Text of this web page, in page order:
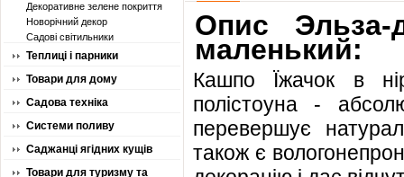
Декоративне зелене покриття
Новорічний декор
Садові світильники
Теплиці і парники
Товари для дому
Садова техніка
Системи поливу
Саджанці ягідних кущів
Товари для туризму та
Опис
маленький:
Кашпо Їжачок в
полістоуна -
перевершує
також є